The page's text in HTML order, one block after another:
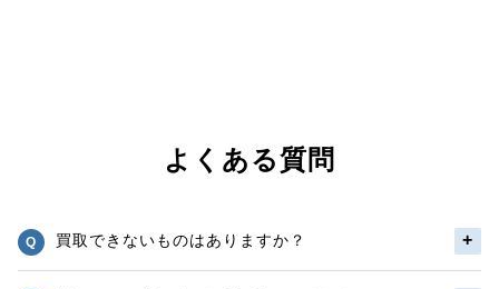
よくある質問
買取できないものはありますか？